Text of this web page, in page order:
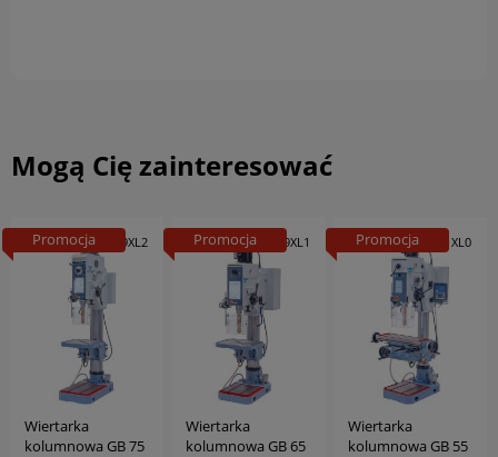
Mogą Cię zainteresować
01-1309XL2
Wiertarka
kolumnowa GB 75
Promocja 01-1309XL1
Wiertarka
kolumnowa GB 65
Promocja 01-1311XL0
Wiertarka
kolumnowa GB 55
Promocja